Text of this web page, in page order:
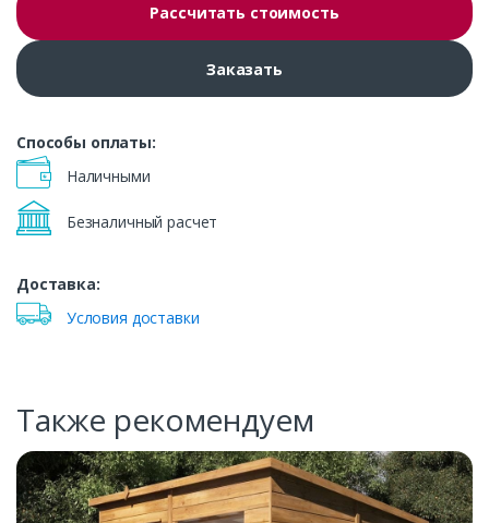
Рассчитать стоимость
Заказать
Способы оплаты:
Наличными
Безналичный расчет
Доставка:
Условия доставки
Также рекомендуем